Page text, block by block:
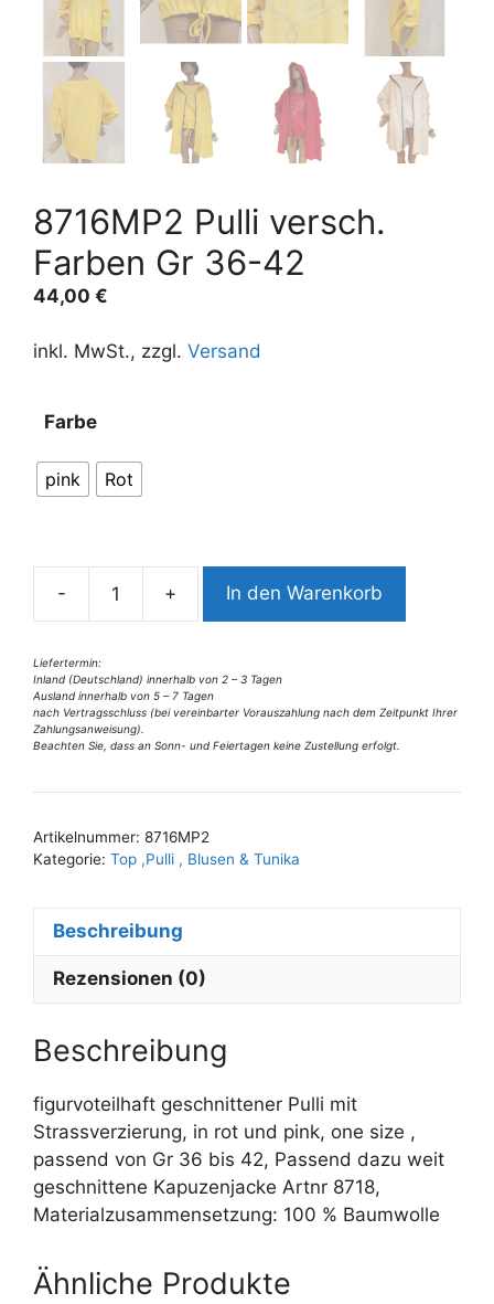
8716MP2 Pulli versch.
Farben Gr 36-42
44,00 €
inkl. MwSt., zzgl. Versand
Farbe
pink Rot
-
8716MP2
Farben
Gr
36-
Menge
+ In den Warenkorb
Liefertermin:
Inland (Deutschland) innerhalb von 2 – 3 Tagen
Ausland innerhalb von 5 – 7 Tagen
nach Vertragsschluss (bei vereinbarter Vorauszahlung nach dem Zeitpunkt Ihrer
Zahlungsanweisung).
Beachten Sie, dass an Sonn- und Feiertagen keine Zustellung erfolgt.
t
e
a
i
v
e
:
Artikelnummer: 8716MP2
Kategorie: Top ,Pulli , Blusen & Tunika
Beschreibung
Rezensionen (0)
Beschreibung
figurvoteilhaft geschnittener Pulli mit
Strassverzierung, in rot und pink, one size ,
passend von Gr 36 bis 42, Passend dazu weit
geschnittene Kapuzenjacke Artnr 8718,
Materialzusammensetzung: 100 % Baumwolle
Ähnliche Produkte